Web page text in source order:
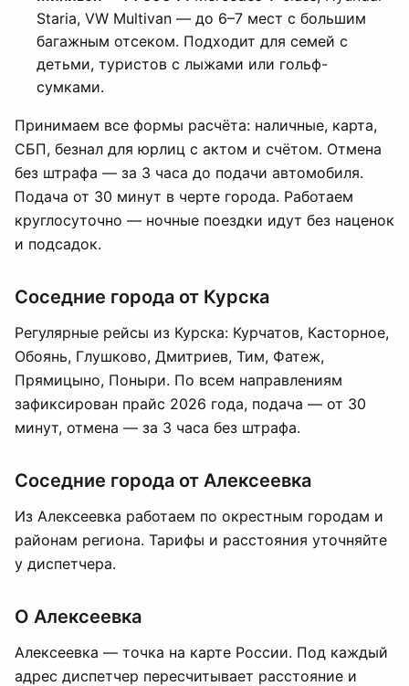
Staria, VW Multivan — до 6–7 мест с большим
багажным отсеком. Подходит для семей с
детьми, туристов с лыжами или гольф-
сумками.
Принимаем все формы расчёта: наличные, карта,
СБП, безнал для юрлиц с актом и счётом. Отмена
без штрафа — за 3 часа до подачи автомобиля.
Подача от 30 минут в черте города. Работаем
круглосуточно — ночные поездки идут без наценок
и подсадок.
Соседние города от Курска
Регулярные рейсы из Курска: Курчатов, Касторное,
Обоянь, Глушково, Дмитриев, Тим, Фатеж,
Прямицыно, Поныри. По всем направлениям
зафиксирован прайс 2026 года, подача — от 30
минут, отмена — за 3 часа без штрафа.
Соседние города от Алексеевка
Из Алексеевка работаем по окрестным городам и
районам региона. Тарифы и расстояния уточняйте
у диспетчера.
О Алексеевка
Алексеевка — точка на карте России. Под каждый
адрес диспетчер пересчитывает расстояние и